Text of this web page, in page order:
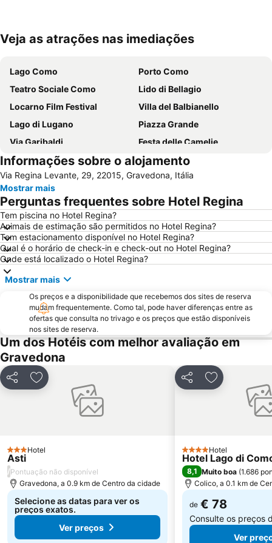
Ampliar mapa
Veja as atrações nas imediações
Lago Como
Porto Como
Teatro Sociale Como
Lido di Bellagio
Locarno Film Festival
Villa del Balbianello
Lago di Lugano
Piazza Grande
Via Garibaldi
Festa delle Camelie
Main station Lugano
Museo Vela
Molino Nuovo
Centro
Casinò di Campione
Station Locarno
Terme di San Pellegrino
Varenna-Esino-Perledo
Cadenabbia
Gandria
FoxTown Mendrisio
Duomo di Como
Como, city of toys
Aero Club Como
Informações sobre o alojamento
Via Regina Levante, 29, 22015, Gravedona, Itália
Mostrar mais
Perguntas frequentes sobre Hotel Regina
Tem piscina no Hotel Regina?
Animais de estimação são permitidos no Hotel Regina?
Tem estacionamento disponível no Hotel Regina?
Qual é o horário de check-in e check-out no Hotel Regina?
Onde está localizado o Hotel Regina?
Mostrar mais
Os preços e a disponibilidade que recebemos dos sites de reserva
mudam frequentemente. Como tal, pode haver diferenças entre as
ofertas que consulta no trivago e os preços que estão disponíveis
nos sites de reserva.
Um dos Hotéis com melhor avaliação em
Gravedona
PartilharAdicionar aos favoritos
3 Estrelas
Hotel
Asti
/Pontuação não disponível
Gravedona, a 0.9 km de Centro da cidade
Selecione as datas para ver os
preços exatos.
Ver preços
PartilharAdicionar
4 Estrelas
Hotel
Hotel Lago di
8,1 Muito boa (1.686
Colico, a 0.1 km de
de € 78
Consulte os preços
Ver